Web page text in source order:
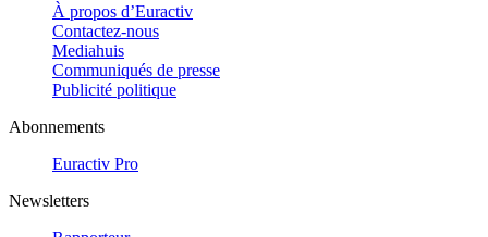
À propos d’Euractiv
Contactez-nous
Mediahuis
Communiqués de presse
Publicité politique
Abonnements
Euractiv Pro
Newsletters